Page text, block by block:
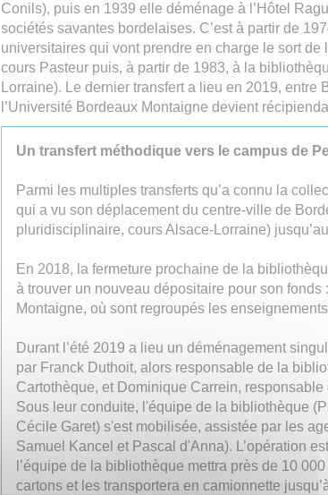
Conils), puis en 1939 elle déménage à l’Hôtel
sociétés savantes bordelaises. C’est à partir de
universitaires qui vont prendre en charge le sort de
cours Pasteur puis, à partir de 1983, à la
Lorraine). Le dernier transfert a lieu en 2019, entre
l’Université Bordeaux Montaigne devient
Un transfert méthodique vers le campus de
Parmi les multiples transferts qu’a connu la
qui a vu son déplacement du centre-ville de
pluridisciplinaire, cours Alsace-Lorraine)
En 2018, la fermeture prochaine de la
à trouver un nouveau dépositaire pour son fonds
Montaigne, où sont regroupés les
Durant l’été 2019 a lieu un déménagement
par Franck Duthoit, alors responsable de la
Cartothèque, et Dominique Carrein,
Sous leur conduite, l'équipe de la bibliothèque
Cécile Garet) s'est mobilisée, assistée par les
Samuel Kancel et Pascal d'Anna). L’opération
l’équipe de la bibliothèque mettra près de 10
cartons et les transportera en camionnette